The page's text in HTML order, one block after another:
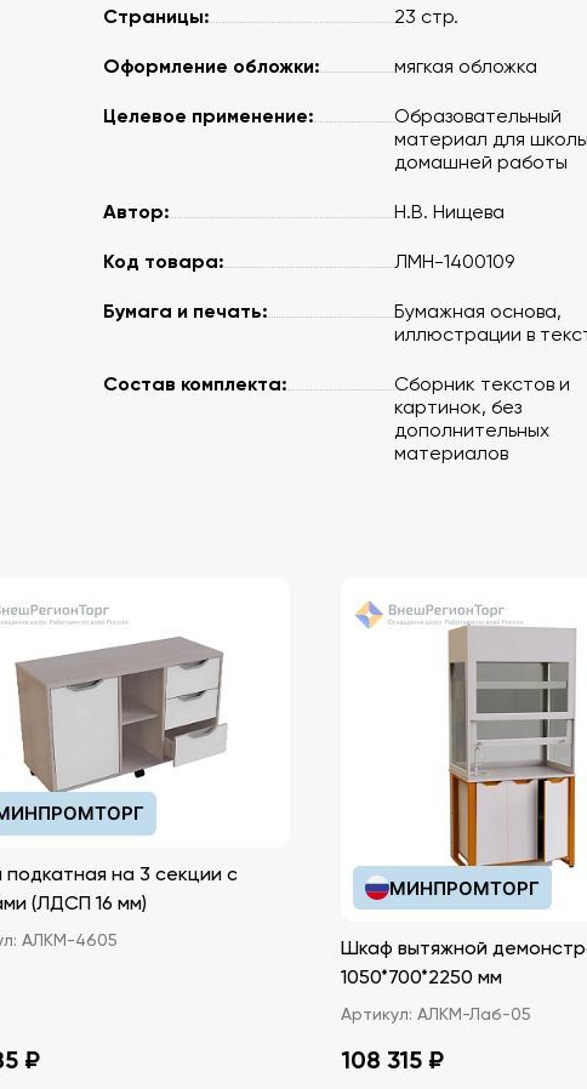
Страницы: 23 стр.
Оформление обложки: мягкая обложка
Целевое применение:
Образовательный
материал для
домашней работы
Автор: Н.В. Нищева
Код товара: ЛМН-1400109
Бумага и печать:
Бумажная основа,
иллюстрации в
Состав комплекта:
Сборник текстов и
картинок, без
дополнительных
материалов
подкатная на 3 секции с
ящиками (ЛДСП 16 мм)
АЛКМ-4605
₽
МИНПРОМТОРГ
Шкаф вытяжной
1050*700*2250 мм
Артикул: АЛКМ-Лаб-05
108 315 ₽